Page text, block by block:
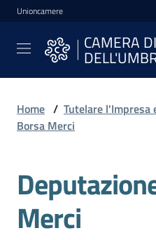
Vai al contenuto
Vai alla navigazione
Vai al footer
Unioncamere
CAMERA
CAMERA
Avviare
l'Impresa
Home / Tutelare l'Impresa
Borsa Merci
Merci